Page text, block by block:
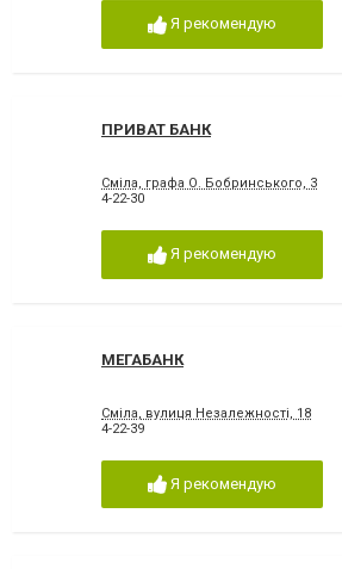
Я рекомендую
ПРИВАТ БАНК
Сміла, графа О. Бобринського, 3
4-22-30
Я рекомендую
МЕГАБАНК
Сміла, вулиця Незалежності, 18
4-22-39
Я рекомендую